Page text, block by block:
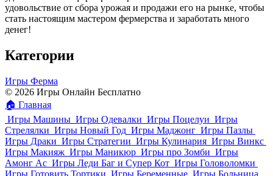
удовольствие от сбора урожая и продажи его на рынке, чтобы
стать настоящим мастером фермерства и заработать много
денег!
Категории
Игры Ферма
© 2026 Игры Онлайн Бесплатно
🏠 Главная
Игры Машины Игры Одевалки Игры Поцелуи Игры
Стрелялки Игры Новый Год Игры Маджонг Игры Пазлы
Игры Драки Игры Стратегии Игры Кулинария Игры Винкс
Игры Макияж Игры Маникюр Игры про Зомби Игры
Амонг Ас Игры Леди Баг и Супер Кот Игры Головоломки
Игры Готовить Тортики Игры Беременные Игры Больница